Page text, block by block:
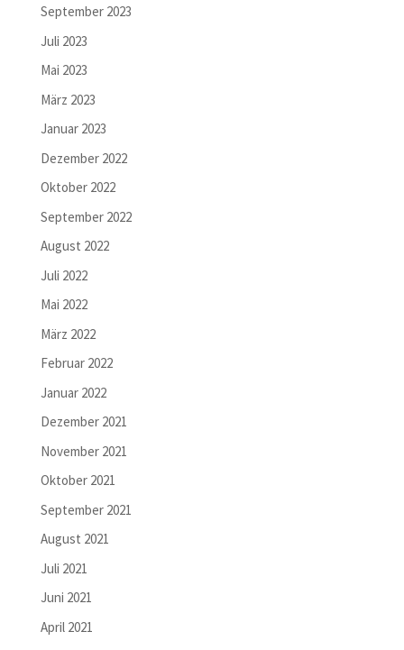
September 2023
Juli 2023
Mai 2023
März 2023
Januar 2023
Dezember 2022
Oktober 2022
September 2022
August 2022
Juli 2022
Mai 2022
März 2022
Februar 2022
Januar 2022
Dezember 2021
November 2021
Oktober 2021
September 2021
August 2021
Juli 2021
Juni 2021
April 2021